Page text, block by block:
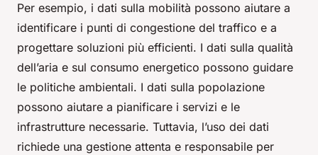
Per esempio, i dati sulla mobilità possono aiutare a
identificare i punti di congestione del traffico e a
progettare soluzioni più efficienti. I dati sulla qualità
dell’aria e sul consumo energetico possono guidare
le politiche ambientali. I dati sulla popolazione
possono aiutare a pianificare i servizi e le
infrastrutture necessarie. Tuttavia, l’uso dei dati
richiede una gestione attenta e responsabile per